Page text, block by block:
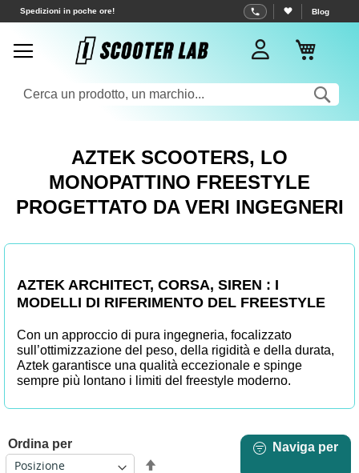
Salta
contenuto
Consegna gratuita a partire da 70 € Blog
AZTEK SCOOTERS, LO
MONOPATTINO FREESTYLE
PROGETTATO DA VERI INGEGNERI
AZTEK ARCHITECT, CORSA, SIREN : I
MODELLI DI RIFERIMENTO DEL FREESTYLE
Con un approccio di pura ingegneria, focalizzato
sull’ottimizzazione del peso, della rigidità e della durata,
Aztek garantisce una qualità eccezionale e spinge
sempre più lontano i limiti del freestyle moderno.
Ordina per
Naviga per